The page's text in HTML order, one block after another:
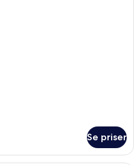
Se priser